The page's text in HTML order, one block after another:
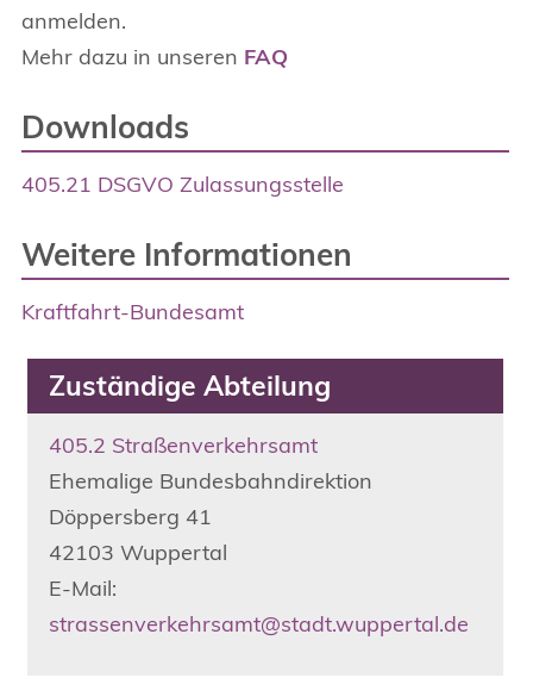
anmelden.
Mehr dazu in unseren FAQ
Downloads
405.21 DSGVO Zulassungsstelle
Weitere Informationen
Kraftfahrt-Bundesamt
Zuständige Abteilung
405.2 Straßenverkehrsamt
Ehemalige Bundesbahndirektion
Döppersberg 41
42103 Wuppertal
E-Mail:
strassenverkehrsamt@stadt.wuppertal.de